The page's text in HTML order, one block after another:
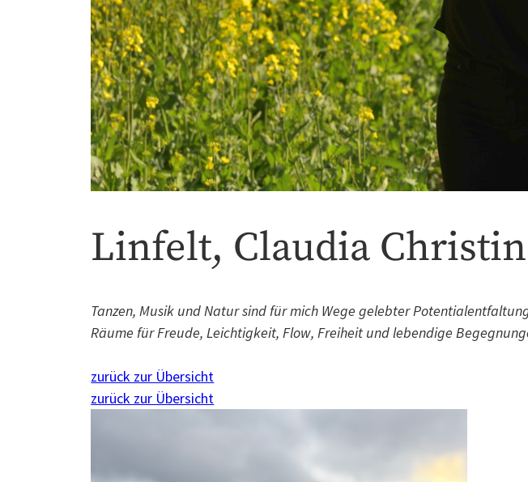
Linfelt, Claudia
Tanzen, Musik und Natur sind für mich Wege gelebter
Räume für Freude, Leichtigkeit, Flow, Freiheit und lebendige
zurück zur Übersicht
zurück zur Übersicht